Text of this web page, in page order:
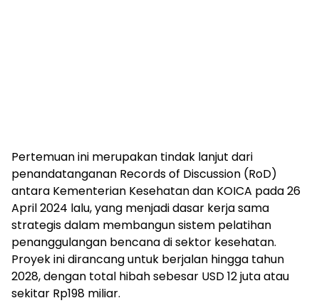
Pertemuan ini merupakan tindak lanjut dari
penandatanganan Records of Discussion (RoD)
antara Kementerian Kesehatan dan KOICA pada 26
April 2024 lalu, yang menjadi dasar kerja sama
strategis dalam membangun sistem pelatihan
penanggulangan bencana di sektor kesehatan.
Proyek ini dirancang untuk berjalan hingga tahun
2028, dengan total hibah sebesar USD 12 juta atau
sekitar Rp198 miliar.